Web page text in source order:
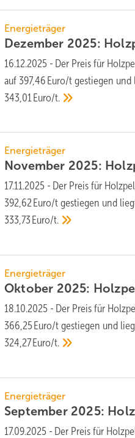
Energieträger
Dezember 2025:
16.12.2025 - Der Preis für
auf 397,46 Euro/t ge­stie­gen
343,01 Euro/t.
Energieträger
November 2025:
17.11.2025 - Der Preis für
392,62 Euro/t ge­stie­gen und
333,73 Euro/t.
Energieträger
Oktober 2025:
18.10.2025 - Der Preis für
366,25 Euro/t ge­stie­gen und
324,27 Euro/t.
Energieträger
September 2025:
17.09.2025 - Der Preis für